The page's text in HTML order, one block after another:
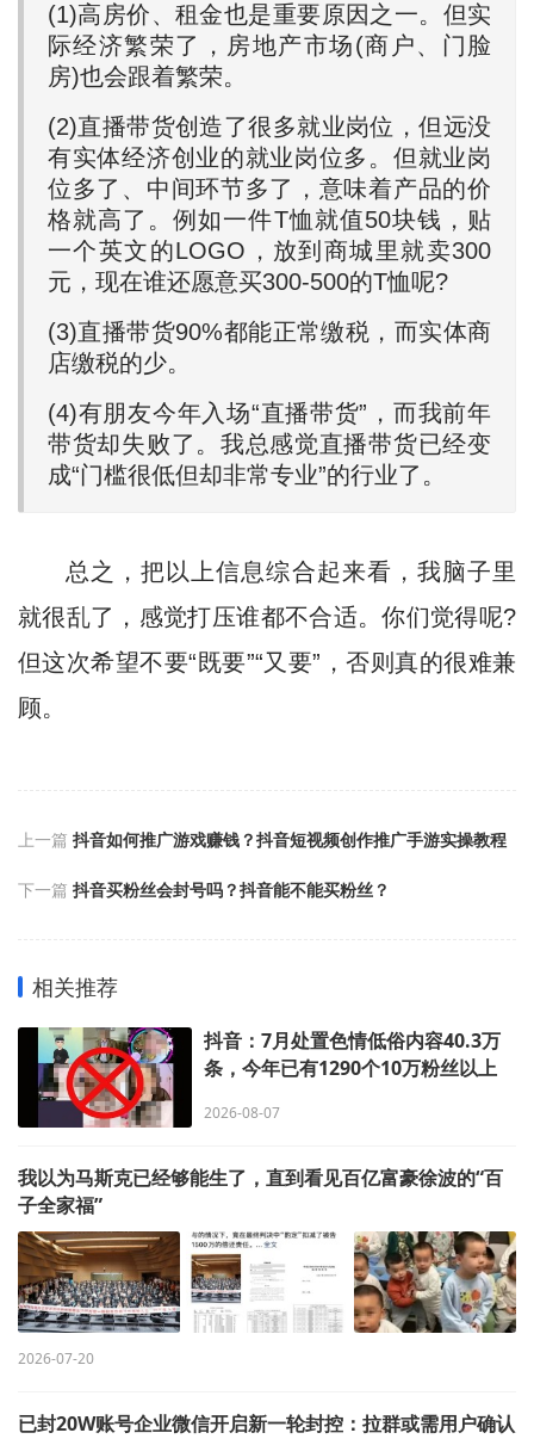
(1)高房价、租金也是重要原因之一。但实
际经济繁荣了，房地产市场(商户、门脸
房)也会跟着繁荣。
(2)直播带货创造了很多就业岗位，但远没
有实体经济创业的就业岗位多。但就业岗
位多了、中间环节多了，意味着产品的价
格就高了。例如一件T恤就值50块钱，贴
一个英文的LOGO，放到商城里就卖300
元，现在谁还愿意买300-500的T恤呢?
(3)直播带货90%都能正常缴税，而实体商
店缴税的少。
(4)有朋友今年入场“直播带货”，而我前年
带货却失败了。我总感觉直播带货已经变
成“门槛很低但却非常专业”的行业了。
总之，把以上信息综合起来看，我脑子里
就很乱了，感觉打压谁都不合适。你们觉得呢?
但这次希望不要“既要”“又要”，否则真的很难兼
顾。
上一篇 抖音如何推广游戏赚钱？抖音短视频创作推广手游实操教程
下一篇 抖音买粉丝会封号吗？抖音能不能买粉丝？
相关推荐
抖音：7月处置色情低俗内容40.3万
条，今年已有1290个10万粉丝以上
法犯罪被抓捕
2026-08-07
我以为马斯克已经够能生了，直到看见百亿富豪徐波的“百
子全家福”
2026-07-20
已封20W账号企业微信开启新一轮封控：拉群或需用户确认